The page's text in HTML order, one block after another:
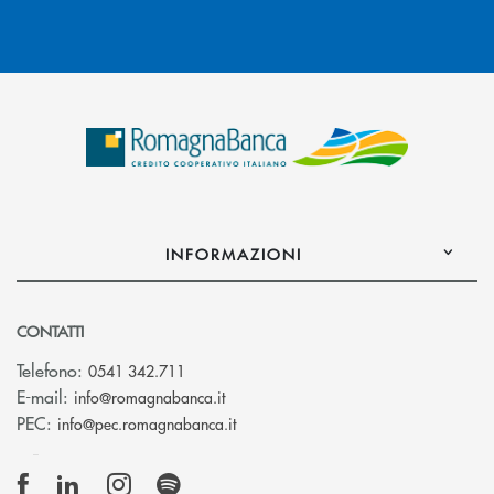
INFORMAZIONI
CONTATTI
Telefono: 0541 342.711
E-mail: info@romagnabanca.it(si apre l’app di posta elettronica)
PEC: info@pec.romagnabanca.it(si apre l’app di posta elettronica)